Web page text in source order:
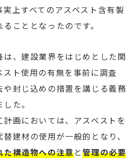
上すべてのアスベスト含有製
こととなったのです。
は、建設業界をはじめとした関
ト使用の有無を事前に調査
や封じ込めの措置を講じる義務
た。
画においては、アスベストを
建材の使用が一般的となり、
た構造物への注意と管理の必要